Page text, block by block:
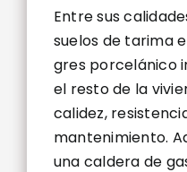
Entre sus
suelos de tarima
gres porcelánico
el resto de la
calidez,
mantenimiento.
una caldera de